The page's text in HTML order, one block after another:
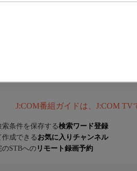
J:COM番組ガイドは、J:COM TV
条件を保存する検索ワード登録
成できる お気に入りチャンネル
STBへの リモート録画予約